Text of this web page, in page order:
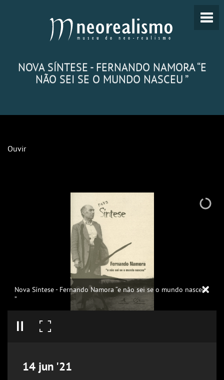
NOVA SÍNTESE - FERNANDO NAMORA “E
NÃO SEI SE O MUNDO NASCEU ”
Ouvir
Nova Síntese - Fernando Namora “e não sei se o mundo nasceu
”
14 jun '21